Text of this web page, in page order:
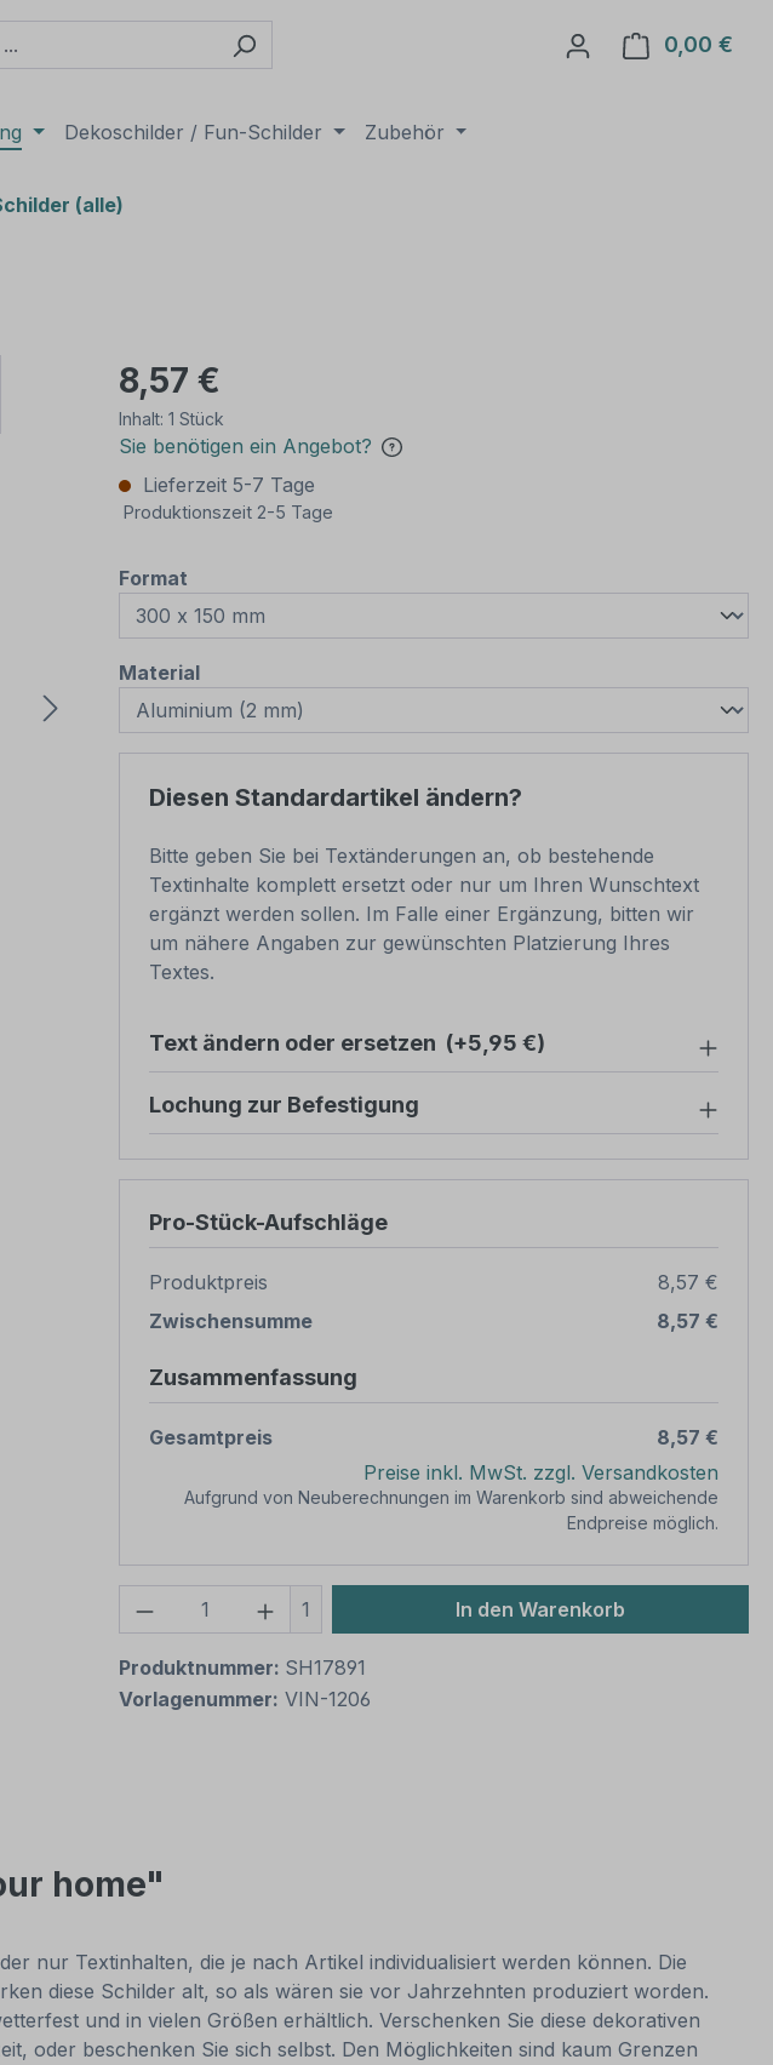
0,00 €
Dekoschilder / Fun-Schilder Zubehör
(alle)
8,57 €
Inhalt: 1 Stück
Sie benötigen ein Angebot?
Lieferzeit 5-7 Tage
Produktionszeit 2-5 Tage
Format
Materialauswählen
Diesen Standardartikel ändern?
Bitte geben Sie bei Textänderungen an, ob bestehende
Textinhalte komplett ersetzt oder nur um Ihren Wunschtext
ergänzt werden sollen. Im Falle einer Ergänzung, bitten wir
um nähere Angaben zur gewünschten Platzierung Ihres
Textes.
Text ändern oder ersetzen (+5,95 €)
Lochung zur Befestigung
Pro-Stück-Aufschläge
Produktpreis
8,57 €
Zwischensumme
8,57 €
Zusammenfassung
Gesamtpreis
8,57 €
Preise inkl. MwSt. zzgl. Versandkosten
Aufgrund von Neuberechnungen im Warenkorb sind abweichende
Endpreise möglich.
Produkt Anzahl: Gib den gewünschten Wert
1 In den Warenkorb
Produktnummer: SH17891
Vorlagenummer: VIN-1206
home"
nur Textinhalten, die je nach Artikel individualisiert werden können. Die
diese Schilder alt, so als wären sie vor Jahrzehnten produziert worden.
und in vielen Größen erhältlich. Verschenken Sie diese dekorativen
oder beschenken Sie sich selbst. Den Möglichkeiten sind kaum Grenzen